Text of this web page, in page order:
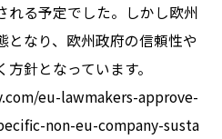
れる予定でした。しかし欧州
となり、欧州政府の信頼性や
針となっています。
eu-lawmakers-approve-
non-eu-company-susta